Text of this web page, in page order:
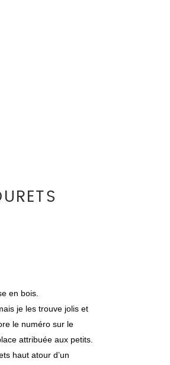
en bois.
je les trouve jolis et
le numéro sur le
attribuée aux petits.
haut atour d’un